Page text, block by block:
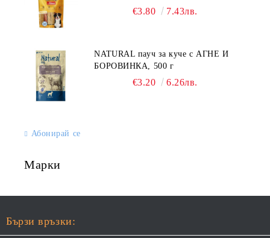
СОЛЕТИ за куче, УВИТИ
€3.80 7.43лв.
NATURAL пауч за куче с АГНЕ И
БОРОВИНКА, 500 г
€3.20 6.26лв.
Абонирай се
Марки
Бързи връзки: